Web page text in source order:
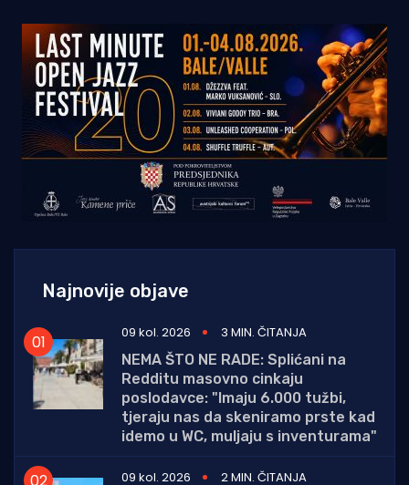
Najnovije objave
09 kol. 2026
3 MIN. ČITANJA
NEMA ŠTO NE RADE: Splićani na
Redditu masovno cinkaju
poslodavce: "Imaju 6.000 tužbi,
tjeraju nas da skeniramo prste kad
idemo u WC, muljaju s inventurama"
09 kol. 2026
2 MIN. ČITANJA